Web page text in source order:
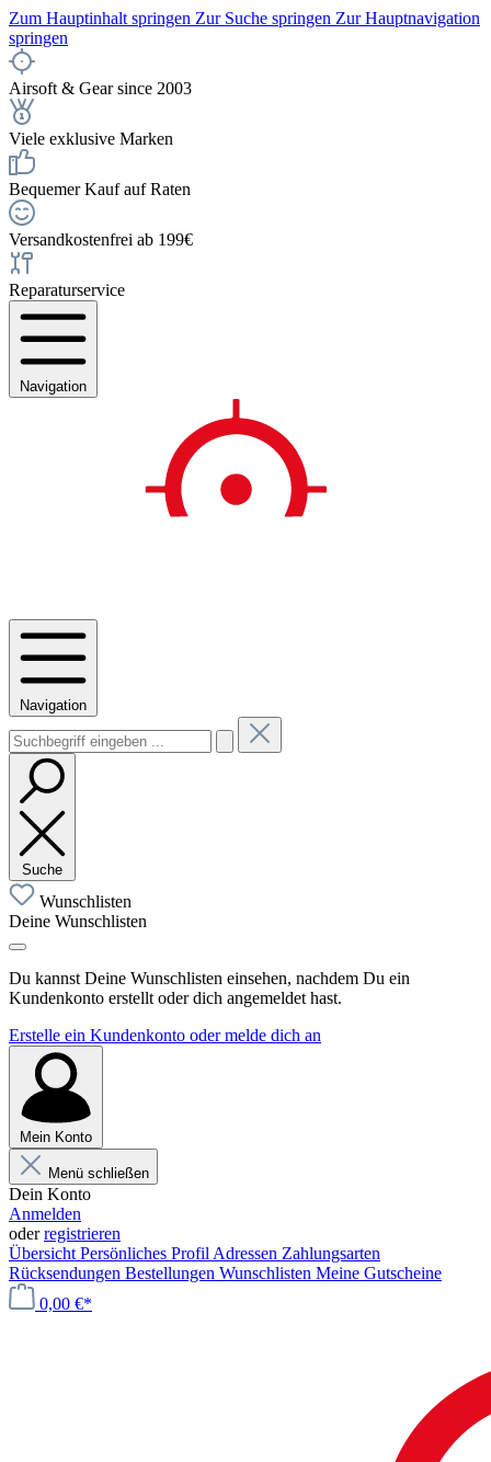
Zum Hauptinhalt springen Zur Suche springen Zur Hauptnavigation
springen
Airsoft & Gear since 2003
Viele exklusive Marken
Bequemer Kauf auf Raten
Versandkostenfrei ab 199€
Reparaturservice
Navigation
Navigation
Suche
Wunschlisten
Deine Wunschlisten
Du kannst Deine Wunschlisten einsehen, nachdem Du ein
Kundenkonto erstellt oder dich angemeldet hast.
Erstelle ein Kundenkonto oder melde dich an
Mein Konto
Menü schließen
Dein Konto
Anmelden
oderregistrieren
Übersicht Persönliches Profil Adressen Zahlungsarten
Rücksendungen Bestellungen Wunschlisten Meine Gutscheine
0,00 €*